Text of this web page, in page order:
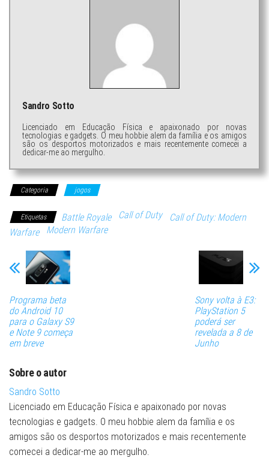
Sandro Sotto
Licenciado em Educação Física e apaixonado por novas
tecnologias e gadgets. O meu hobbie alem da família e os amigos
são os desportos motorizados e mais recentemente comecei a
dedicar-me ao mergulho.
Categoria jogos
Etiquetas Battle Royale Call of Duty
Call of Duty: Modern
Warfare
Modern Warfare
Programa beta
do Android 10
para o Galaxy S9
e Note 9 começa
em breve
Sony volta à E3:
PlayStation 5
poderá ser
revelada a 8 de
Junho
Sobre o autor
Sandro Sotto
Licenciado em Educação Física e apaixonado por novas
tecnologias e gadgets. O meu hobbie alem da família e os
amigos são os desportos motorizados e mais recentemente
comecei a dedicar-me ao mergulho.